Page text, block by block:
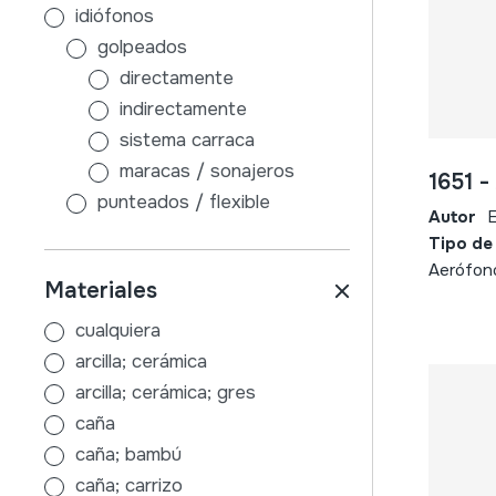
idiófonos
golpeados
directamente
indirectamente
sistema carraca
maracas / sonajeros
punteados / flexible
frotados / friccionados
aire
membranófonos
golpeados
sin palos
indirectamente
Materiales
cualquiera
arcilla; cerámica
arcilla; cerámica; gres
caña
caña; bambú
caña; carrizo
1651
Autor
Tipo